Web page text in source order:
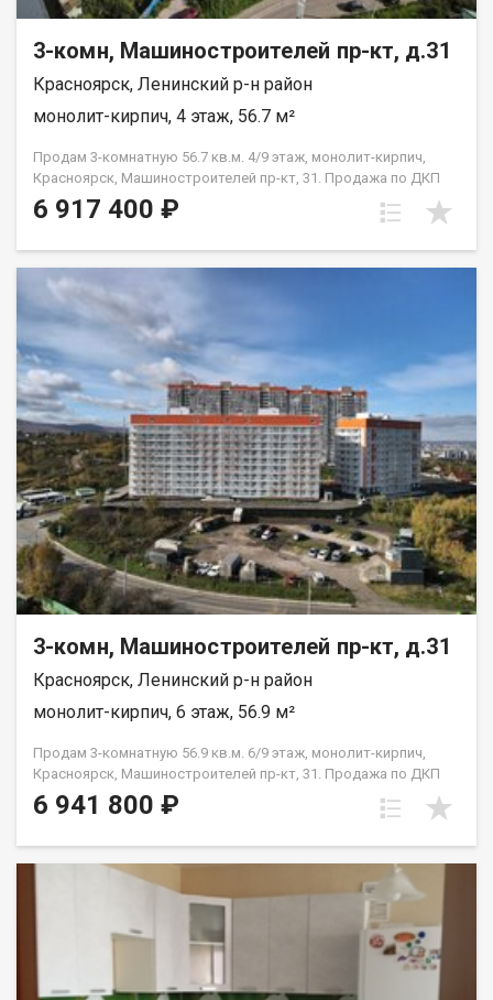
3-комн, Машиностроителей пр-кт, д.31
Красноярск, Ленинский р-н район
монолит-кирпич, 4 этаж, 56.7 м²
Продам 3-комнатную 56.7 кв.м. 4/9 этаж, монолит-кирпич,
Красноярск, Машиностроителей пр-кт, 31. Продажа по ДКП
НЕ ОТ ЗАСТРОЙЩИКА
6 917 400 ₽
3-комн, Машиностроителей пр-кт, д.31
Красноярск, Ленинский р-н район
монолит-кирпич, 6 этаж, 56.9 м²
Продам 3-комнатную 56.9 кв.м. 6/9 этаж, монолит-кирпич,
Красноярск, Машиностроителей пр-кт, 31. Продажа по ДКП
НЕ ОТ ЗАСТРОЙЩИКА
6 941 800 ₽